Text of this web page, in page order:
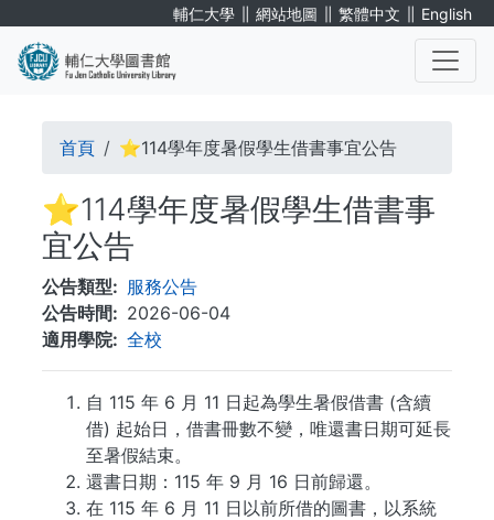
輔仁大學 ∥ 網站地圖 ∥ 繁體中文 ∥ English
導
航
連
結
首頁 ⭐114學年度暑假學生借書事宜公告
⭐114學年度暑假學生借書事
宜公告
公告類型
服務公告
公告時間
2026-06-04
適用學院
全校
自 115 年 6 月 11 日起為學生暑假借書 (含續
借) 起始日，借書冊數不變，唯還書日期可延長
至暑假結束。
還書日期：115 年 9 月 16 日前歸還。
在 115 年 6 月 11 日以前所借的圖書，以系統